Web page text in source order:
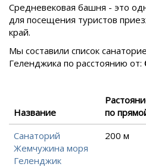
Средневековая башня - это
для посещения туристов
край.
Мы составили список
Геленджика по расстоянию от:
Название
по
Санаторий
Жемчужина моря
Геленджик
200 м